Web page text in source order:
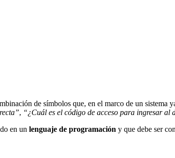
de símbolos que, en el marco de un sistema
, “¿Cuál es el código de acceso para ingresar al
en un lenguaje de programación y que debe ser